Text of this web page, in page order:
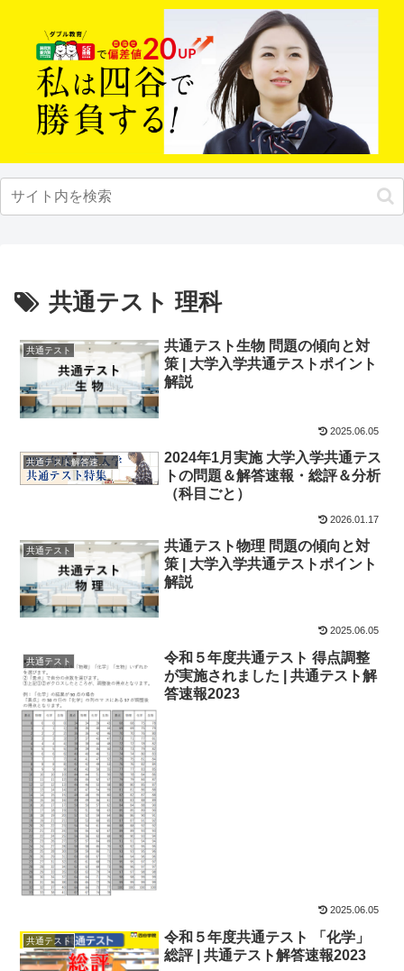
共通テスト 理科
共通テスト
共通テスト生物 問題の傾向と対
策 | 大学入学共通テストポイント
解説
2025.06.05
共通テスト解答速報2024
2024年1月実施 大学入学共通テス
トの問題＆解答速報・総評＆分析
（科目ごと）
2026.01.17
共通テスト
共通テスト物理 問題の傾向と対
策 | 大学入学共通テストポイント
解説
2025.06.05
共通テスト
令和５年度共通テスト 得点調整
が実施されました | 共通テスト解
答速報2023
2025.06.05
共通テスト
令和５年度共通テスト 「化学」
総評 | 共通テスト解答速報2023